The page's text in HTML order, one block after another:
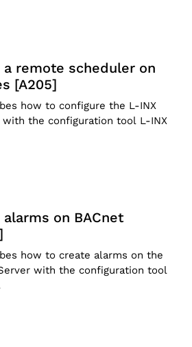
remote scheduler on
[A205]
how to configure the L-INX
the configuration tool L-INX
on BACnet
how to create alarms on the
with the configuration tool